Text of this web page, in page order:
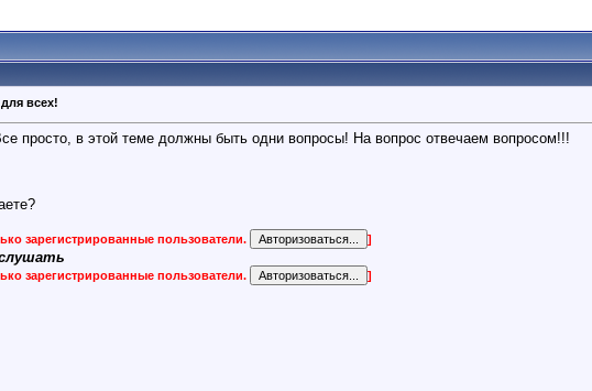
всех!
просто, в этой теме должны быть одни вопросы! На вопрос отвечаем вопросом!!!
зарегистрированные пользователи. ]
зарегистрированные пользователи. ]